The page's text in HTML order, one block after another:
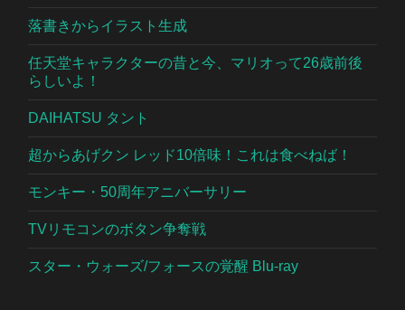
落書きからイラスト生成
任天堂キャラクターの昔と今、マリオって26歳前後
らしいよ！
DAIHATSU タント
超からあげクン レッド10倍味！これは食べねば！
モンキー・50周年アニバーサリー
TVリモコンのボタン争奪戦
スター・ウォーズ/フォースの覚醒 Blu-ray